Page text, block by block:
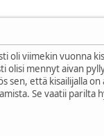
oli viimekin vuonna
olisi mennyt aivan
sen, että kisailijalla
Se vaatii